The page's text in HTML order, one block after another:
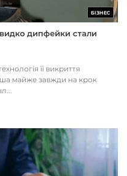
БІЗНЕС
дипфейки стали
її викриття
майже завжди на крок